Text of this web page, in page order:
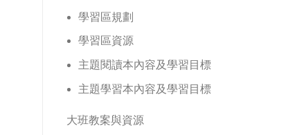
學習區規劃
學習區資源
主題閱讀本內容及學習目標
主題學習本內容及學習目標
大班教案與資源